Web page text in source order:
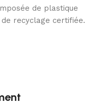
de plastique
recyclage certifiée.